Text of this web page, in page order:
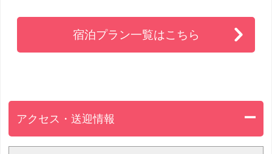
宿泊プラン一覧はこちら
アクセス・送迎情報